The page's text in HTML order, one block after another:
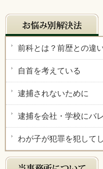
前科とは？前歴との違
自首を考えている
逮捕されないために
逮捕を会社・学校にバ
わが子が犯罪を犯して